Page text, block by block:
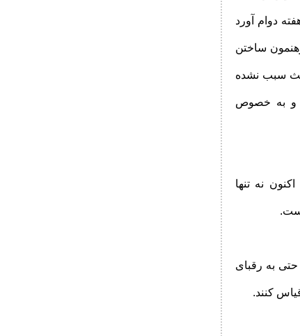
حالی که برانکو بار اول با تیم «اتفاق» حدود نیم فصل و با «اهلی» تنها 4 هفته دوام آورد
ساختن
سبب نشده
ها و به خصوص
نه تنها
حتی به رقبای
کنند.